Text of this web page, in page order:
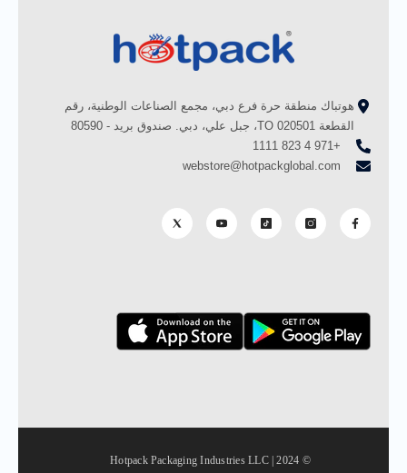
هوتباك منطقة حرة فرع دبي، مجمع الصناعات الوطنية، رقم
القطعة TO 020501، جبل علي، دبي. صندوق بريد - 80590
+971 4 823 1111
webstore@hotpackglobal.com
© 2024 | Hotpack Packaging Industries LLC